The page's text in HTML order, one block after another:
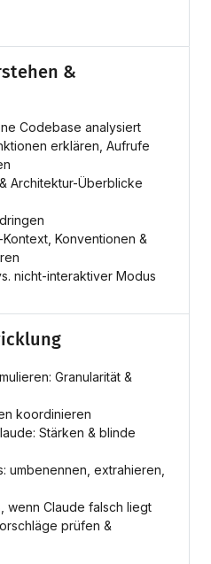
&
Codebase analysiert
erklären, Aufrufe
Architektur-Überblicke
Kontext, Konventionen &
nicht-interaktiver Modus
Granularität &
koordinieren
Stärken & blinde
umbenennen, extrahieren,
wenn Claude falsch liegt
prüfen &